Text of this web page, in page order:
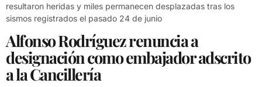
resultaron heridas y miles permanecen desplazadas tras los
sismos registrados el pasado 24 de junio
Alfonso Rodríguez renuncia a
designación como embajador adscrito
a la Cancillería